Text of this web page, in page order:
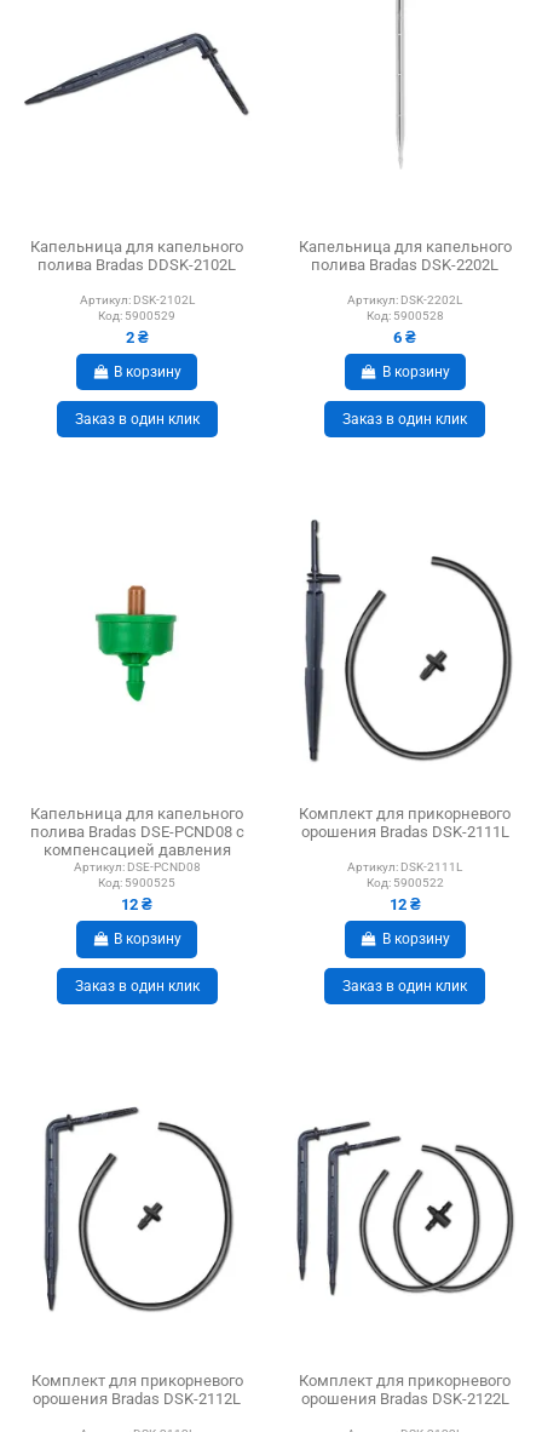
Капельница для капельного
полива Bradas DDSK-2102L
Артикул: DSK-2102L
Код: 5900529
2 ₴
В корзину
Заказ в один клик
Капельница для капельного
полива Bradas DSK-2202L
Артикул: DSK-2202L
Код: 5900528
6 ₴
В корзину
Заказ в один клик
Капельница для капельного
полива Bradas DSE-PCND08 с
компенсацией давления
Артикул: DSE-PCND08
Код: 5900525
12 ₴
В корзину
Заказ в один клик
Комплект для прикорневого
орошения Bradas DSK-2111L
Артикул: DSK-2111L
Код: 5900522
12 ₴
В корзину
Заказ в один клик
Комплект для прикорневого
орошения Bradas DSK-2112L
Комплект для прикорневого
орошения Bradas DSK-2122L